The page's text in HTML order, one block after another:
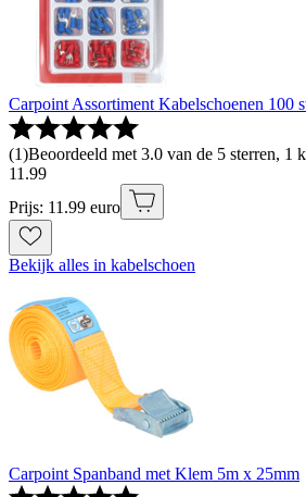
Carpoint Assortiment Kabelschoenen 100
(1)Beoordeeld met 3.0 van de 5 sterren, 1
11 .99
Prijs: 11.99 euro
Bekijk alles in kabelschoen
Carpoint Spanband met Klem 5m x 25mm